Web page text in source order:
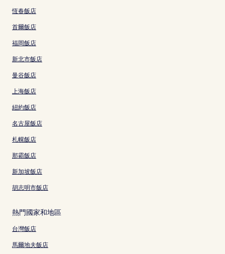
恆春飯店
首爾飯店
福岡飯店
新北市飯店
曼谷飯店
上海飯店
紐約飯店
名古屋飯店
札幌飯店
那霸飯店
新加坡飯店
胡志明市飯店
熱門國家和地區
台灣飯店
馬爾地夫飯店